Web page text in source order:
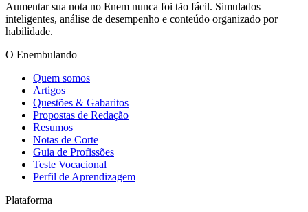
Aumentar sua nota no Enem nunca foi tão fácil. Simulados
inteligentes, análise de desempenho e conteúdo organizado por
habilidade.
O Enembulando
Quem somos
Artigos
Questões & Gabaritos
Propostas de Redação
Resumos
Notas de Corte
Guia de Profissões
Teste Vocacional
Perfil de Aprendizagem
Plataforma